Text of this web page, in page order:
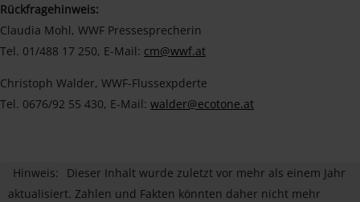
Rückfragehinweis:
Claudia Mohl, WWF Pressesprecherin
Tel. 01/488 17 250, E-Mail: cm@wwf.at
Christoph Walder, WWF-Flussexpderte
Tel. 0676/92 55 430, E-Mail: walder@ecotone.at
Hinweis:
Dieser Inhalt wurde zuletzt vor mehr als einem Jahr
aktualisiert. Zahlen und Fakten könnten daher nicht mehr